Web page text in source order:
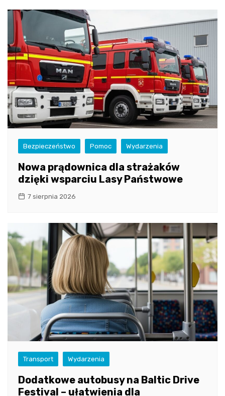
Bezpieczeństwo Pomoc Wydarzenia
Nowa prądownica dla strażaków
dzięki wsparciu Lasy Państwowe
7 sierpnia 2026
Transport Wydarzenia
Dodatkowe autobusy na Baltic Drive
Festival – ułatwienia dla